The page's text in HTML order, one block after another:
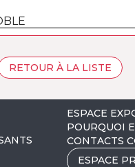
RETOUR À LA LISTE
ESPACE
POURQUOI
CONTACTS
ESPACE